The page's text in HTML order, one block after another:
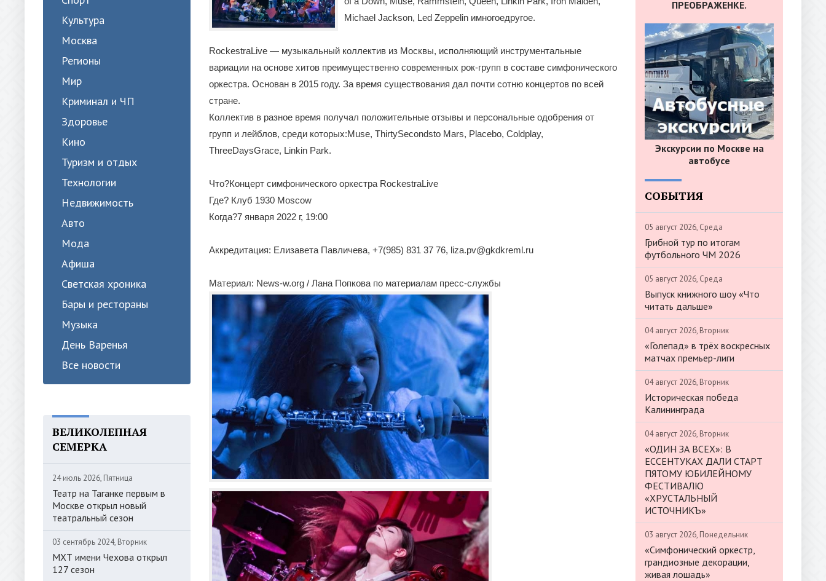
Культура
Москва
Регионы
Мир
Криминал и ЧП
Здоровье
Кино
Туризм и отдых
Технологии
Недвижимость
Авто
Мода
Афиша
Светская хроника
Бары и рестораны
Музыка
День Варенья
Все новости
ВЕЛИКОЛЕПНАЯ
СЕМЕРКА
24 июль 2026, Пятница
Театр на Таганке первым в
Москве открыл новый
театральный сезон
03 сентябрь 2024, Вторник
МХТ имени Чехова открыл
127 сезон
Michael Jackson, Led Zeppelin имногоедругое.
RockestraLive — музыкальный коллектив из Москвы, исполняющий инструментальные
вариации на основе хитов преимущественно современных рок-групп в составе симфонического
оркестра. Основан в 2015 году. За время существования дал почти сотню концертов по всей
стране.
Коллектив в разное время получал положительные отзывы и персональные одобрения от
групп и лейблов, среди которых:Muse, ThirtySecondsto Mars, Placebo, Coldplay,
ThreeDaysGrace, Linkin Park.
Что?Концерт симфонического оркестра RockestraLive
Где? Клуб 1930 Moscow
Когда?7 января 2022 г, 19:00
Аккредитация: Елизавета Павличева, +7(985) 831 37 76, liza.pv@gkdkreml.ru
Материал: News-w.org / Лана Попкова по материалам пресс-службы
ПРЕОБРАЖЕНКЕ.
Экскурсии по Москве на
автобусе
СОБЫТИЯ
05 август 2026, Среда
Грибной тур по итогам
футбольного ЧМ 2026
05 август 2026, Среда
Выпуск книжного шоу «Что
читать дальше»
04 август 2026, Вторник
«Голепад» в трёх воскресных
матчах премьер-лиги
04 август 2026, Вторник
Историческая победа
Калининграда
04 август 2026, Вторник
«ОДИН ЗА ВСЕХ»: В
ЕССЕНТУКАХ ДАЛИ СТАРТ
ПЯТОМУ ЮБИЛЕЙНОМУ
ФЕСТИВАЛЮ
«ХРУСТАЛЬНЫЙ
ИСТОЧНИКЪ»
03 август 2026, Понедельник
«Симфонический оркестр,
грандиозные декорации,
живая лошадь»